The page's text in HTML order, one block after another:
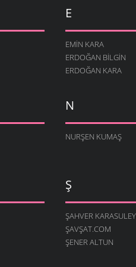
E
EMIN KARA
ERDOĞAN BILGIN
ERDOĞAN KARA
N
NURŞEN KUMAŞ
Ş
ŞAHVER
ŞAVŞAT.COM
ŞENER ALTUN